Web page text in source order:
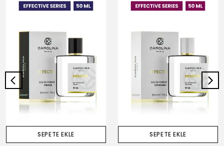
SEPETE EKLE SEPETE EKLE